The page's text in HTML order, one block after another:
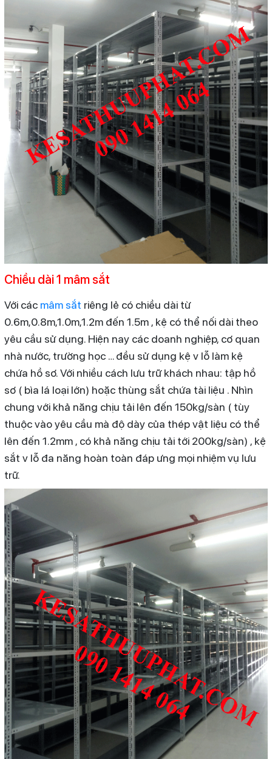
Chiều dài 1 mâm sắt
Với các mâm sắt riêng lẻ có chiều dài từ
0.6m,0.8m,1.0m,1.2m đến 1.5m , kệ có thể nối dài theo
yêu cầu sử dụng. Hiện nay các doanh nghiệp, cơ quan
nhà nước, trường học … đều sử dụng kệ v lỗ làm kệ
chứa hồ sơ. Với nhiều cách lưu trữ khách nhau: tập hồ
sơ ( bìa lá loại lớn) hoặc thùng sắt chứa tài liệu . Nhìn
chung với khả năng chịu tải lên đến 150kg/sàn ( tùy
thuộc vào yêu cầu mà độ dày của thép vật liệu có thể
lên đến 1.2mm , có khả năng chịu tải tới 200kg/sàn) , kệ
sắt v lỗ đa năng hoàn toàn đáp ưng mọi nhiệm vụ lưu
trữ.